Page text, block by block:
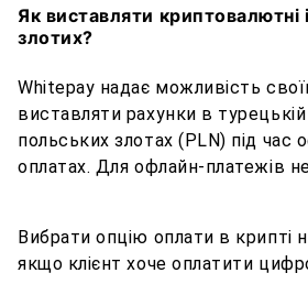
Як виставляти криптовалютні
злотих?
Whitepay надає можливість
виставляти рахунки в турецькій
польських злотах (PLN) під час
оплатах. Для офлайн-платежів
Вибрати опцію оплати в крипті
якщо клієнт хоче оплатити